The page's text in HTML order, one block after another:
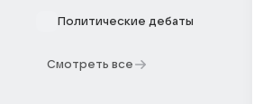
Политические дебаты
Смотреть все